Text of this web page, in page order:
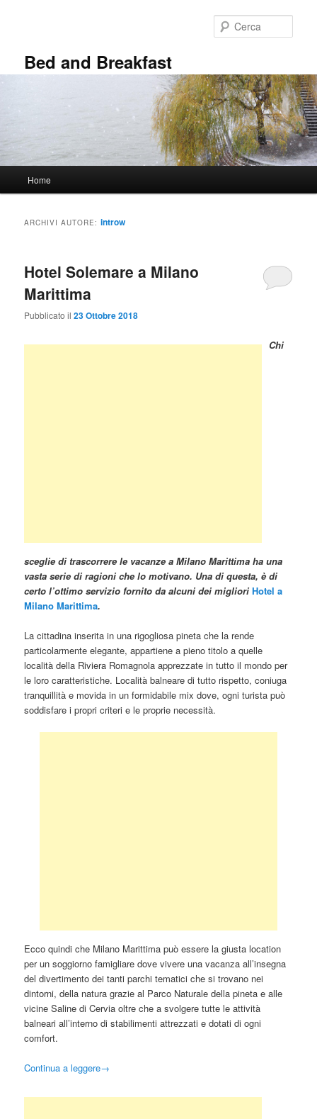
Bed and Breakfast
principale
Home
ARCHIVI AUTORE: introw
Hotel Solemare a Milano
Marittima
Pubblicato il23 Ottobre 2018
Chi
sceglie di trascorrere le vacanze a Milano Marittima ha una
vasta serie di ragioni che lo motivano. Una di questa, è di
certo l’ottimo servizio fornito da alcuni dei miglioriHotel a
Milano Marittima.
La cittadina inserita in una rigogliosa pineta che la rende
particolarmente elegante, appartiene a pieno titolo a quelle
località della Riviera Romagnola apprezzate in tutto il mondo per
le loro caratteristiche. Località balneare di tutto rispetto, coniuga
tranquillità e movida in un formidabile mix dove, ogni turista può
soddisfare i propri criteri e le proprie necessità.
Ecco quindi che Milano Marittima può essere la giusta location
per un soggiorno famigliare dove vivere una vacanza all’insegna
del divertimento dei tanti parchi tematici che si trovano nei
dintorni, della natura grazie al Parco Naturale della pineta e alle
vicine Saline di Cervia oltre che a svolgere tutte le attività
balneari all’interno di stabilimenti attrezzati e dotati di ogni
comfort.
Continua a leggere→